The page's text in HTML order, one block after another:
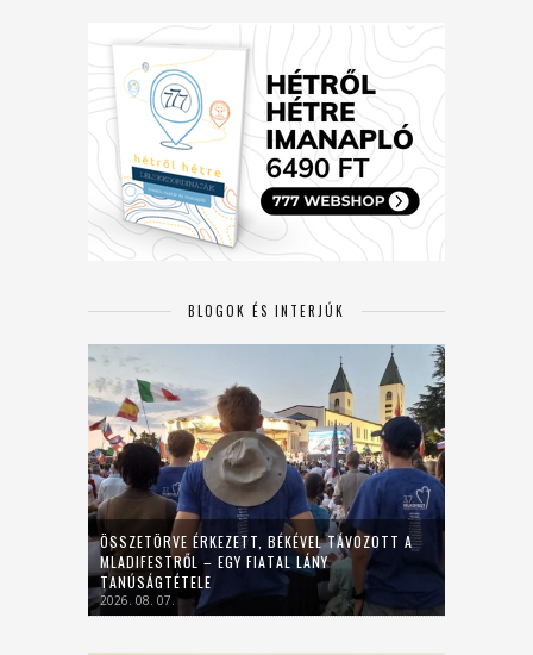
BLOGOK ÉS INTERJÚK
ÖSSZETÖRVE ÉRKEZETT, BÉKÉVEL TÁVOZOTT A
MLADIFESTRŐL – EGY FIATAL LÁNY
TANÚSÁGTÉTELE
2026. 08. 07.